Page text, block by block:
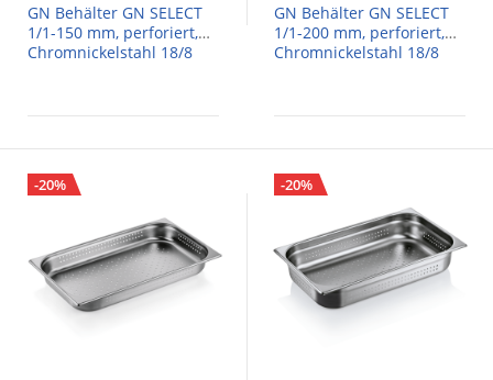
GN Behälter GN SELECT
1/1-150 mm, perforiert,
Chromnickelstahl 18/8
GN Behälter GN SELECT
1/1-200 mm, perforiert,
Chromnickelstahl 18/8
-20% -20%